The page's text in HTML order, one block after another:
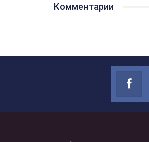
Комментарии